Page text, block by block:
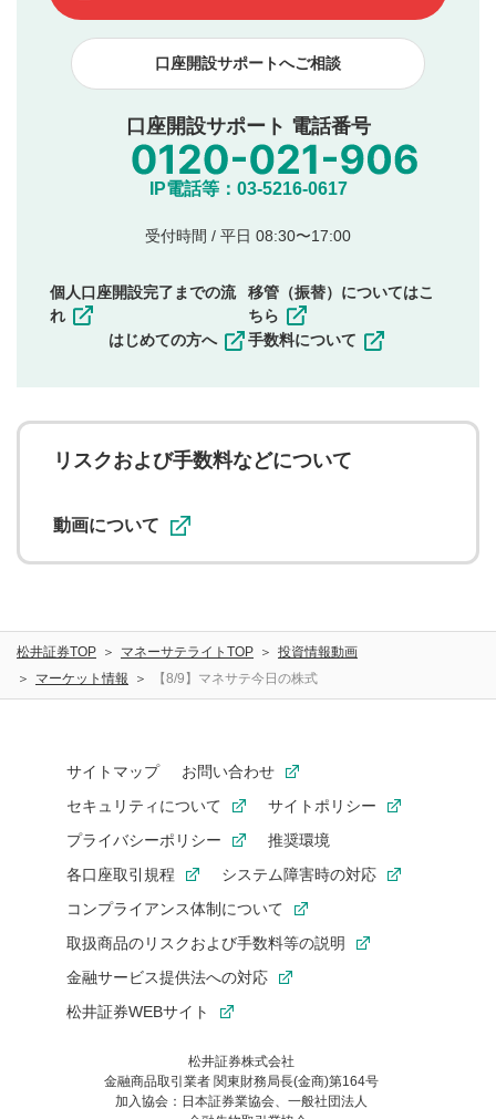
下記の項目に該当すると判断された投稿内容は、掲載を
見合わせる場合がございます。
本動画コンテンツとは無関係の内容の投稿
他者への誹謗中傷や差別的表現投稿
公序良俗に反する内容の投稿
氏名、住所、電話番号など個人を特定できる情報の
他のサイトへの誘導や営利目的、広告・宣伝を目
他者の権利（商標、著作権、その他の知的財産
その他当社が不適切と判断した投稿
一度投稿した評価およびコメントの変更・削除はできま
ことを承諾したものとします。また、利用者は、コメント
に関する著作者人格権を行使しないことに同意します。利
用者が投稿したコメントは、当社サービスの広告・宣伝、
ることがあります。
口座開設サポートへご相談
口座開設サポート 電話番号
IP電話等：03-5216-0617
受付時間 / 平日 08:30〜17:00
個人口座開設完了までの流
れ
はじめての方へ
移管（振替）についてはこ
ちら
手数料について
リスクおよび手数料などについて
動画について
松井証券TOP マネーサテライトTOP
投資情報動画
マーケット情報
【8/9】マネサテ今日の株式
サイトマップ
お問い合わせ
セキュリティについて
サイトポリシー
プライバシーポリシー
推奨環境
各口座取引規程
システム障害時の対応
コンプライアンス体制について
取扱商品のリスクおよび手数料等の説明
金融サービス提供法への対応
松井証券WEBサイト
松井証券株式会社
金融商品取引業者 関東財務局長(金商)第164号
加入協会：日本証券業協会、一般社団法人
お気に入り機能は松井証券の会員限定の機能です。
お気に入り登録いただくと、後からいつでもお気に入りのコンテ